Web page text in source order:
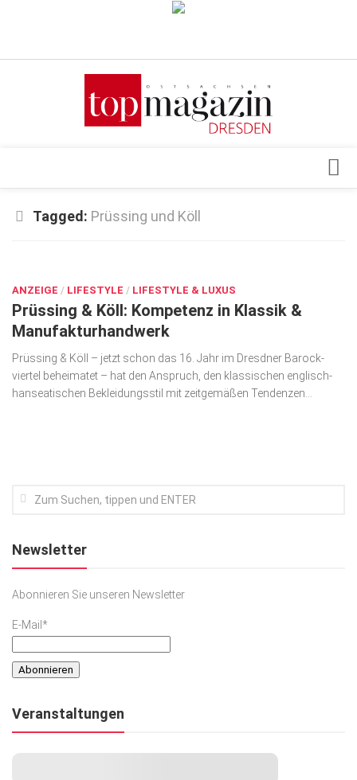
Verkaufsstellen
Top Gesundheitsforum Dresden / Ostsachsen
Geschäft
gesund & schön
Gesellschaft
Kunst & Kultur
Top Branchen
Tagged: Prüssing und Köll
ANZEIGE / LIFESTYLE / LIFESTYLE & LUXUS
Prüssing & Köll: Kompetenz in Klassik &
Manufakturhandwerk
Prüssing & Köll – jetzt schon das 16. Jahr im Dresdner Barock­
viertel beheimatet – hat den Anspruch, den klassischen englisch-
hanseatischen Bekleidungsstil mit zeitgemäßen Tendenzen...
Newsletter
Abonnieren Sie unseren Newsletter
E-Mail*
Veranstaltungen